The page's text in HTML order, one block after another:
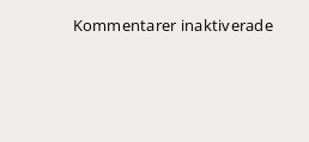
Kommentarer inaktiveradeför